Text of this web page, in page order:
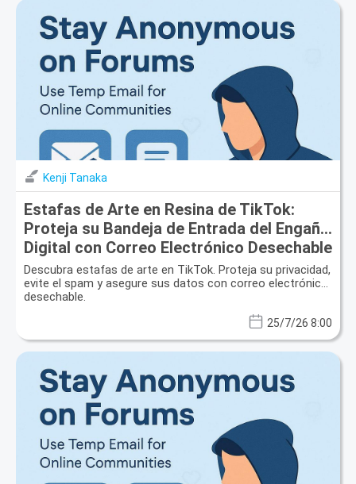
Kenji Tanaka
Estafas de Arte en Resina de TikTok:
Proteja su Bandeja de Entrada del Engaño
Digital con Correo Electrónico Desechable
Descubra estafas de arte en TikTok. Proteja su privacidad,
evite el spam y asegure sus datos con correo electrónico
desechable.
25/7/26 8:00